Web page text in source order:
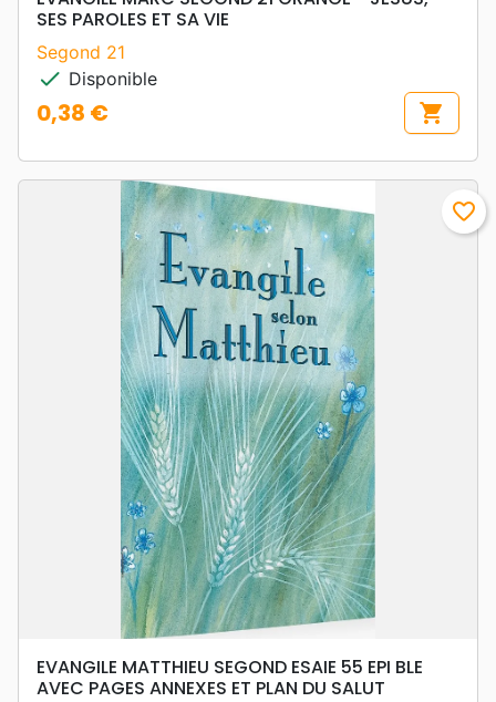
SES PAROLES ET SA VIE
Segond 21
check Disponible
Prix
0,38 € shopping_cart
favorite_border
EVANGILE MATTHIEU SEGOND ESAIE 55 EPI BLE
AVEC PAGES ANNEXES ET PLAN DU SALUT